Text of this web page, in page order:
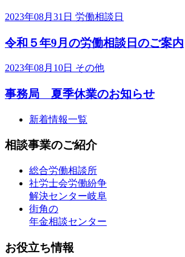
2023年08月31日 労働相談日
令和５年9月の労働相談日のご案内
2023年08月10日 その他
事務局 夏季休業のお知らせ
新着情報一覧
相談事業のご紹介
総合労働相談所
社労士会労働紛争
解決センター岐阜
街角の
年金相談センター
お役立ち情報